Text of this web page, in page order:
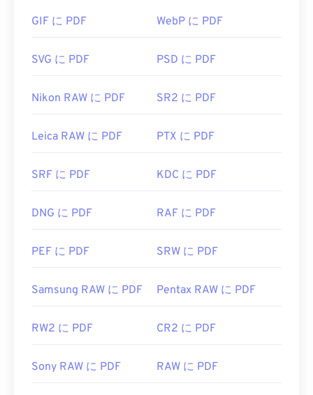
ない、あるいは使いたくない機能がたくさん含まれ
す。
はPDFファイル自体を開くことができます。アドオ
ン上のPDFリンクをクリックした際に自動的にPDF
もう少し高度な機能が欲しい場合は、
MuPDFを
強くお勧めします。どちらも無料で
初回リリース:
1993年6月15日
https://en.wikipedia.org/wiki/
adobe/about-adobe-pdf.html
GIF に PDF WebP に PDF
SVG に PDF PSD に PDF
Nikon RAW に PDF SR2 に PDF
Leica RAW に PDF PTX に PDF
SRF に PDF KDC に PDF
DNG に PDF RAF に PDF
PEF に PDF SRW に PDF
Samsung RAW に PDF Pentax RAW に PDF
RW2 に PDF CR2 に PDF
Sony RAW に PDF RAW に PDF